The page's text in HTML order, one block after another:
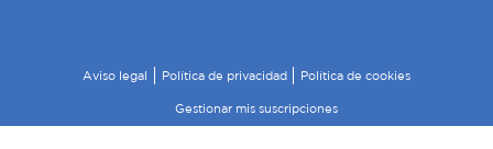
Aviso legal Política de privacidad Política de cookies
Gestionar mis suscripciones